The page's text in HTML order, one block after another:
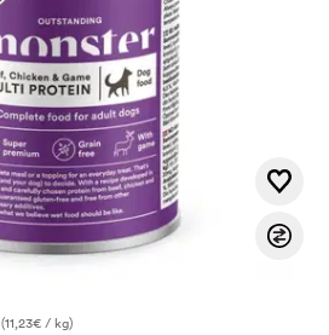
(11,23€ / kg)